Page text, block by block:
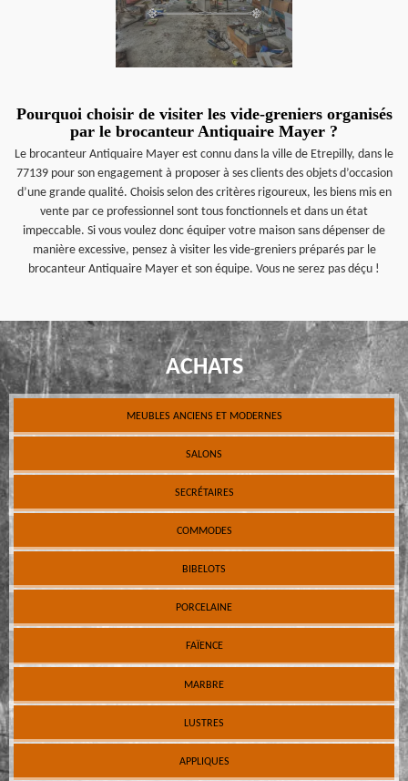
Pourquoi choisir de visiter les vide-greniers organisés
par le brocanteur Antiquaire Mayer ?
Le brocanteur Antiquaire Mayer est connu dans la ville de Etrepilly, dans le
77139 pour son engagement à proposer à ses clients des objets d’occasion
d’une grande qualité. Choisis selon des critères rigoureux, les biens mis en
vente par ce professionnel sont tous fonctionnels et dans un état
impeccable. Si vous voulez donc équiper votre maison sans dépenser de
manière excessive, pensez à visiter les vide-greniers préparés par le
brocanteur Antiquaire Mayer et son équipe. Vous ne serez pas déçu !
ACHATS
MEUBLES ANCIENS ET MODERNES
SALONS
SECRÉTAIRES
COMMODES
BIBELOTS
PORCELAINE
FAÏENCE
MARBRE
LUSTRES
APPLIQUES